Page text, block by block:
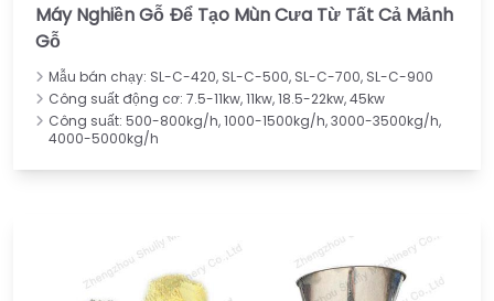
Máy Nghiền Gỗ Để Tạo Mùn Cưa Từ Tất Cả Mảnh
Gỗ
Mẫu bán chạy: SL-C-420, SL-C-500, SL-C-700, SL-C-900
Công suất động cơ: 7.5-11kw, 11kw, 18.5-22kw, 45kw
Công suất: 500-800kg/h, 1000-1500kg/h, 3000-3500kg/h,
4000-5000kg/h